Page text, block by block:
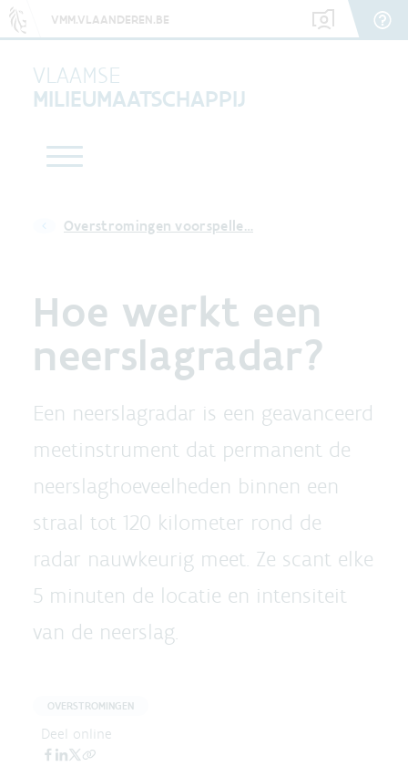
VMM.VLAANDEREN.BE
VLAAMSE
MILIEUMAATSCHAPPIJ
Overstromingen voorspelle…
Hoe werkt een
neerslagradar?
Een neerslagradar is een geavanceerd
meetinstrument dat permanent de
neerslaghoeveelheden binnen een
straal tot 120 kilometer rond de
radar nauwkeurig meet. Ze scant elke
5 minuten de locatie en intensiteit
van de neerslag.
OVERSTROMINGEN
Deel online